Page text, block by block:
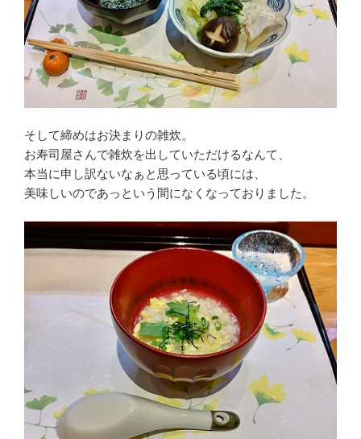
そして締めはお決まりの雑炊。
お寿司屋さんで雑炊を出していただけるなんて、
本当に申し訳ないなぁと思っている頃には、
美味しいのであっという間になくなっておりました。